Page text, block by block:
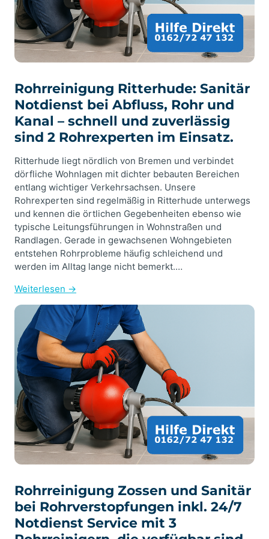
Rohrreinigung Ritterhude: Sanitär
Notdienst bei Abfluss, Rohr und
Kanal – schnell und zuverlässig
sind 2 Rohrexperten im Einsatz.
Ritterhude liegt nördlich von Bremen und verbindet
dörfliche Wohnlagen mit dichter bebauten Bereichen
entlang wichtiger Verkehrsachsen. Unsere
Rohrexperten sind regelmäßig in Ritterhude unterwegs
und kennen die örtlichen Gegebenheiten ebenso wie
typische Leitungsführungen in Wohnstraßen und
Randlagen. Gerade in gewachsenen Wohngebieten
entstehen Rohrprobleme häufig schleichend und
werden im Alltag lange nicht bemerkt.…
Weiterlesen →
Rohrreinigung Zossen und Sanitär
bei Rohrverstopfungen inkl. 24/7
Notdienst Service mit 3